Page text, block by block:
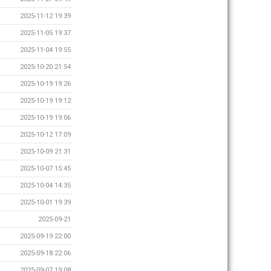
2025-11-12 19:39
2025-11-05 19:37
2025-11-04 19:55
2025-10-20 21:54
2025-10-19 19:26
2025-10-19 19:12
2025-10-19 19:06
2025-10-12 17:09
2025-10-09 21:31
2025-10-07 15:45
2025-10-04 14:35
2025-10-01 19:39
2025-09-21
2025-09-19 22:00
2025-09-18 22:06